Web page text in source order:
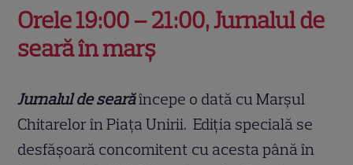
Orele 19:00 – 21:00, Jurnalul de
seară în marș
Jurnalul de searăîncepe o dată cu Marșul
Chitarelor în Piața Unirii. Ediția specială se
desfășoară concomitent cu acesta până în